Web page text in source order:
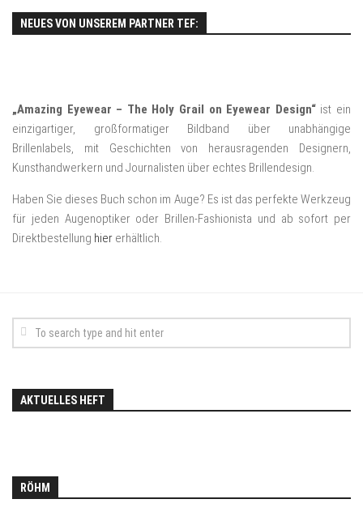
NEUES VON UNSEREM PARTNER TEF:
„Amazing Eyewear – The Holy Grail on Eyewear Design“ist ein
einzigartiger, großformatiger Bildband über unabhängige
Brillenlabels, mit Geschichten von herausragenden Designern,
Kunsthandwerkern und Journalisten über echtes Brillendesign.
Haben Sie dieses Buch schon im Auge? Es ist das perfekte Werkzeug
für jeden Augenoptiker oder Brillen-Fashionista und ab sofort per
Direktbestellung hier erhältlich.
AKTUELLES HEFT
RÖHM